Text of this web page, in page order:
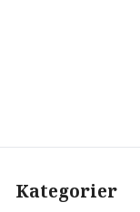
Kategorier